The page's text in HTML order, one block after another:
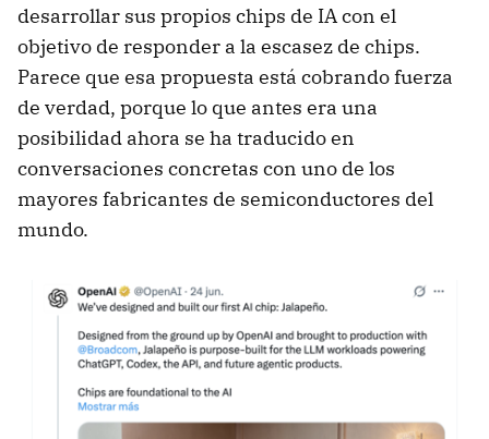
desarrollar sus propios chips de IA con el
objetivo de responder a la escasez de chips.
Parece que esa propuesta está cobrando fuerza
de verdad, porque lo que antes era una
posibilidad ahora se ha traducido en
conversaciones concretas con uno de los
mayores fabricantes de semiconductores del
mundo.